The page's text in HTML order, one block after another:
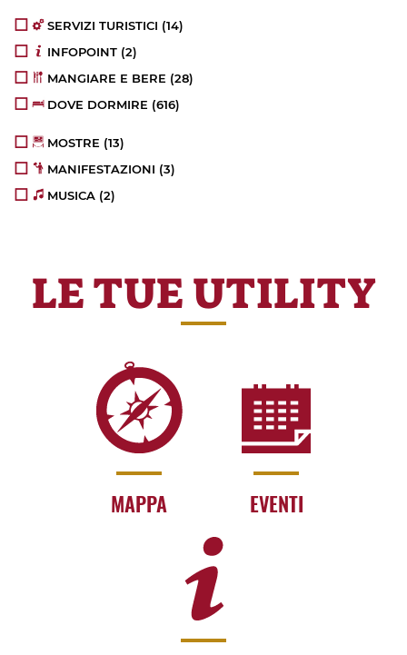
SERVIZI TURISTICI (14)
INFOPOINT (2)
MANGIARE E BERE (28)
DOVE DORMIRE (616)
MOSTRE (13)
MANIFESTAZIONI (3)
MUSICA (2)
LE TUE UTILITY
MAPPA EVENTI